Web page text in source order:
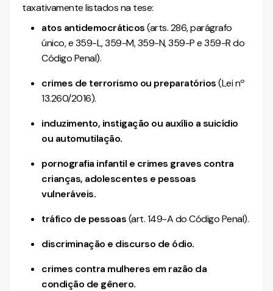
taxativamente listados na tese:
atos antidemocráticos(arts. 286, parágrafo
único, e 359-L, 359-M, 359-N, 359-P e 359-R do
Código Penal).
crimes de terrorismo ou preparatórios(Lei nº
13.260/2016).
induzimento, instigação ou auxílio a suicídio
ou automutilação.
pornografia infantil e crimes graves contra
crianças, adolescentes e pessoas
vulneráveis.
tráfico de pessoas(art. 149-A do Código Penal).
discriminação e discurso de ódio.
crimes contra mulheres em razão da
condição de gênero.